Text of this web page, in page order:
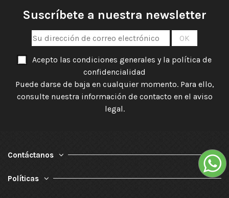
Suscríbete a nuestra newsletter
Acepto las condiciones generales y la política de
confidencialidad
Puede darse de baja en cualquier momento. Para ello,
consulte nuestra información de contacto en el aviso
legal.
Contáctanos
Políticas